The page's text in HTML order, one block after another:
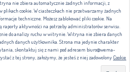
prawa zastrzeżone.
DIVart.pl / Strony WWW dla firm
Witryna nie zbiera automatycznie żadnych informacji, z